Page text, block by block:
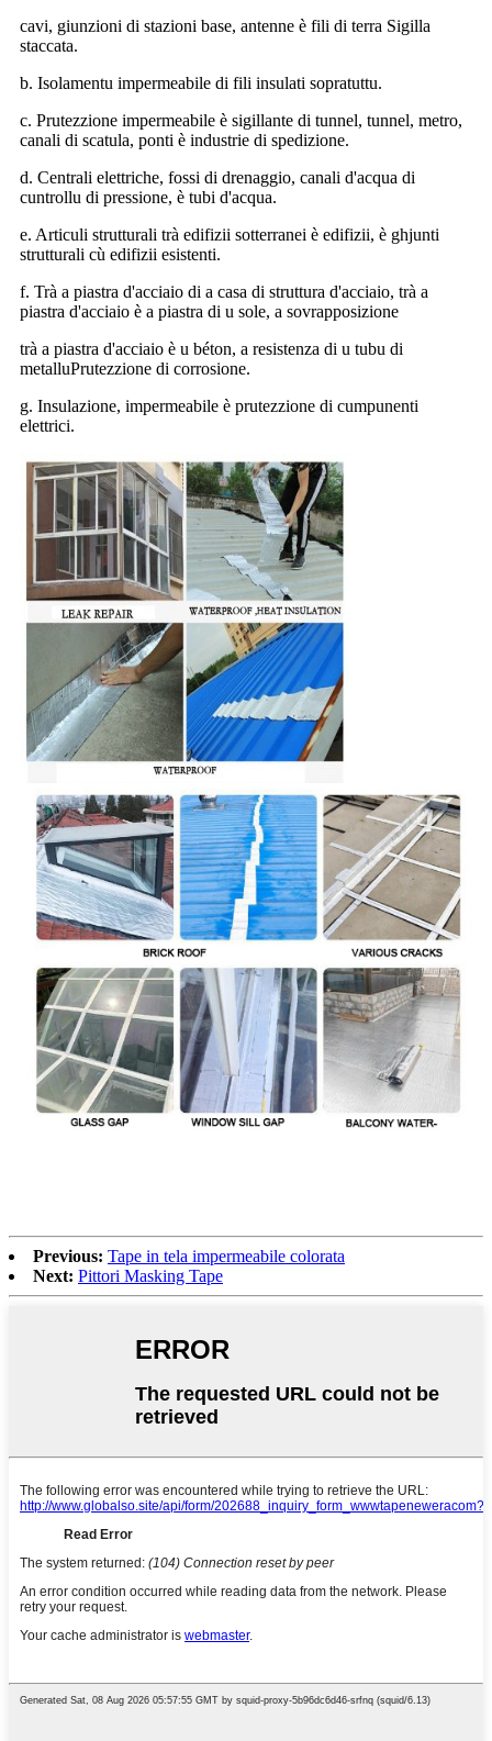
cavi, giunzioni di stazioni base, antenne è fili di terra Sigilla
staccata.
b. Isolamentu impermeabile di fili insulati sopratuttu.
c. Prutezzione impermeabile è sigillante di tunnel, tunnel, metro,
canali di scatula, ponti è industrie di spedizione.
d. Centrali elettriche, fossi di drenaggio, canali d'acqua di
cuntrollu di pressione, è tubi d'acqua.
e. Articuli strutturali trà edifizii sotterranei è edifizii, è ghjunti
strutturali cù edifizii esistenti.
f. Trà a piastra d'acciaio di a casa di struttura d'acciaio, trà a
piastra d'acciaio è a piastra di u sole, a sovrapposizione
trà a piastra d'acciaio è u béton, a resistenza di u tubu di
metalluPrutezzione di corrosione.
g. Insulazione, impermeabile è prutezzione di cumpunenti
elettrici.
Previous: Tape in tela impermeabile colorata
Next: Pittori Masking Tape